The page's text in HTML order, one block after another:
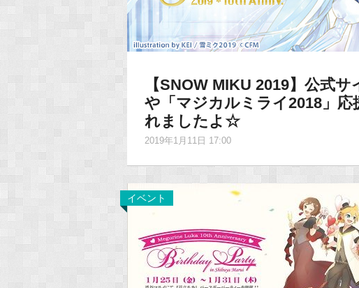
【SNOW MIKU 2019】公式
や「マジカルミライ2018」応
れましたよ☆
2019年1月11日 17:00
イベント